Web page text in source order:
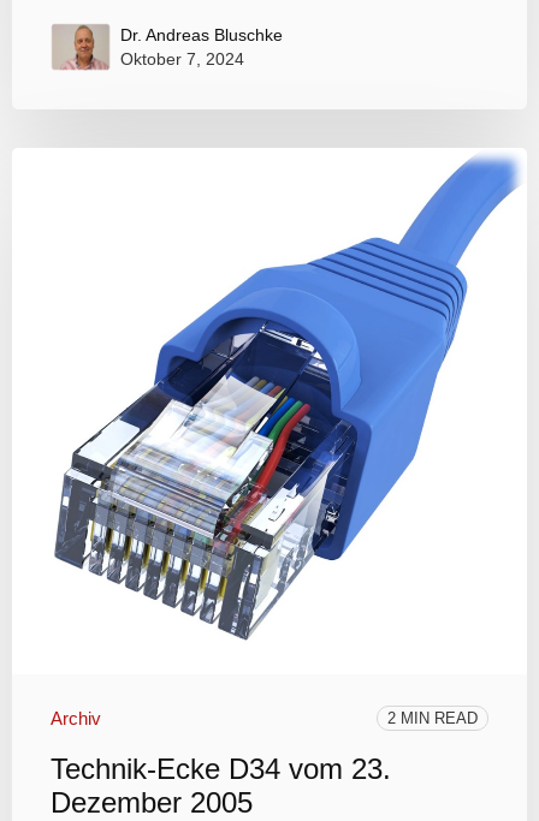
Dr. Andreas Bluschke
Oktober 7, 2024
Archiv 2 MIN READ
Technik-Ecke D34 vom 23.
Dezember 2005